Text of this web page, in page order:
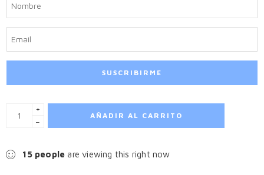
+
−
AÑADIR AL CARRITO
15 people are viewing this right now